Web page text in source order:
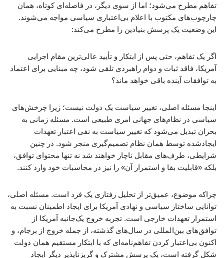
تفاهم مطرح می‌شود؛ اما از سوی دیگر، در فاصله‌ای کوتاه، همان
چارچوب‌های مکتوب با اعلام بی‌اعتباری سیاسی مواجه می‌شوند.
این وضعیت یک پرسش بنیادین را مطرح می‌کند:
اگر یک تفاهم، حتی پس از ابتکار و تأیید عالی‌ترین مقام اجرایی
آمریکا، فاقد ثبات و دوام راهبردی تلقی شود، چه مبنایی برای اعتماد
به توافقات آینده باقی خواهد ماند؟
اینجا مسئله اصلی، تغییر سیاست یک دولت نیست؛ زیرا چرخش‌های
سیاسی در نظام‌های جهانی امری طبیعی است. مسئله زمانی به
بحران تبدیل می‌شود که تغییر سیاست به نفی اعتبار تعهدات
ایجادشده توسط همان نظام تصمیم‌گیری منجر شود. در چنین
شرایطی، طرف‌های مقابل ناچار خواهند شد نه تنها محتوای توافق،
بلکه «قابلیت بقا و استمرار آن» را نیز در محاسبات خود وارد کنند.
چراکه موضوع، عمیق‌تر از تحلیل رفتاری یک فرد است. مسئله اصلی،
توانایی ساختار سیاسی و نهادی آمریکا برای ایجاد اطمینان نسبت به
استمرار تعهدات خارجی است. تجربه خروج یک‌جانبه آمریکا از
توافق‌های بین‌المللی در سال‌های گذشته، از جمله خروج از برجام، و
اکنون بی‌اعتبار کردن تفاهم‌نامه‌ای که با ابتکار مستقیم همان دولت
شکل گرفته است، یک پرسش مشترک و گریزناپذیر دیگر ایجاد